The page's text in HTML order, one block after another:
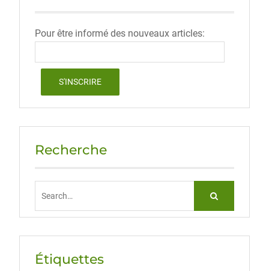
Pour être informé des nouveaux articles:
Recherche
Étiquettes